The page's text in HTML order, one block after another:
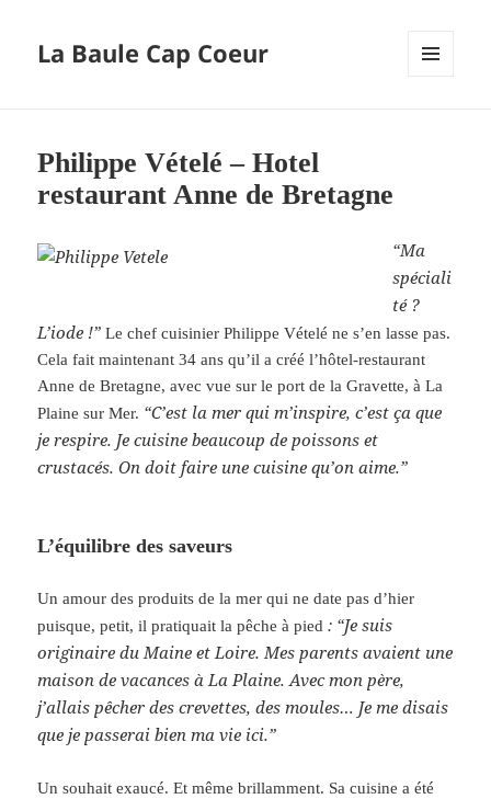
La Baule Cap Coeur
Philippe Vételé – Hotel
restaurant Anne de Bretagne
“Ma
spéciali
té ?
L’iode !”Le chef cuisinier Philippe Vételé ne s’en lasse pas.
Cela fait maintenant 34 ans qu’il a créé l’hôtel-restaurant
Anne de Bretagne, avec vue sur le port de la Gravette, à La
Plaine sur Mer. “C’est la mer qui m’inspire, c’est ça que
je respire. Je cuisine beaucoup de poissons et
crustacés. On doit faire une cuisine qu’on aime.”
L’équilibre des saveurs
Un amour des produits de la mer qui ne date pas d’hier
puisque, petit, il pratiquait la pêche à pied: “Je suis
originaire du Maine et Loire. Mes parents avaient une
maison de vacances à La Plaine. Avec mon père,
j’allais pêcher des crevettes, des moules… Je me disais
que je passerai bien ma vie ici.”
Un souhait exaucé. Et même brillamment. Sa cuisine a été